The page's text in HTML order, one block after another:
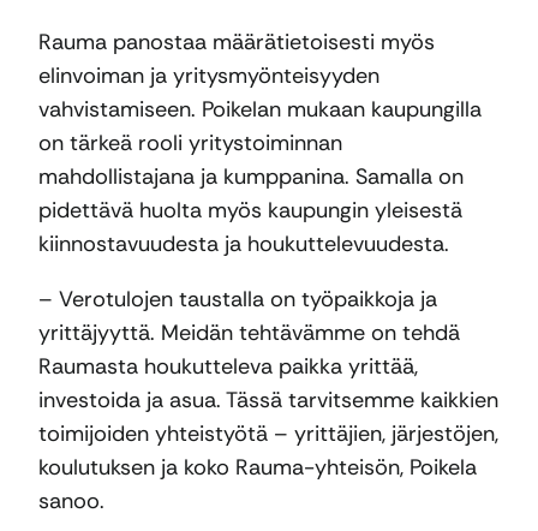
Rauma panostaa määrätietoisesti myös
elinvoiman ja yritysmyönteisyyden
vahvistamiseen. Poikelan mukaan kaupungilla
on tärkeä rooli yritystoiminnan
mahdollistajana ja kumppanina. Samalla on
pidettävä huolta myös kaupungin yleisestä
kiinnostavuudesta ja houkuttelevuudesta.
– Verotulojen taustalla on työpaikkoja ja
yrittäjyyttä. Meidän tehtävämme on tehdä
Raumasta houkutteleva paikka yrittää,
investoida ja asua. Tässä tarvitsemme kaikkien
toimijoiden yhteistyötä – yrittäjien, järjestöjen,
koulutuksen ja koko Rauma-yhteisön, Poikela
sanoo.